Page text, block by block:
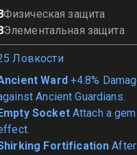
Физическая защита
Элементальная защита
Ловкости
Ward +4.8%
Ancient Guardians.
Socket Attach a
Fortification